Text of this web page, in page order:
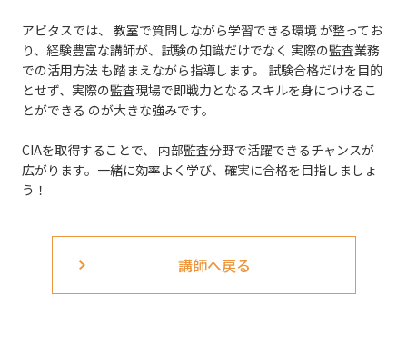
アビタスでは、 教室で質問しながら学習できる環境 が整ってお
り、経験豊富な講師が、試験の知識だけでなく 実際の監査業務
での活用方法 も踏まえながら指導します。 試験合格だけを目的
とせず、実際の監査現場で即戦力となるスキルを身につけるこ
とができる のが大きな強みです。
CIAを取得することで、 内部監査分野で活躍できるチャンスが
広がります。一緒に効率よく学び、確実に合格を目指しましょ
う！
講師へ戻る